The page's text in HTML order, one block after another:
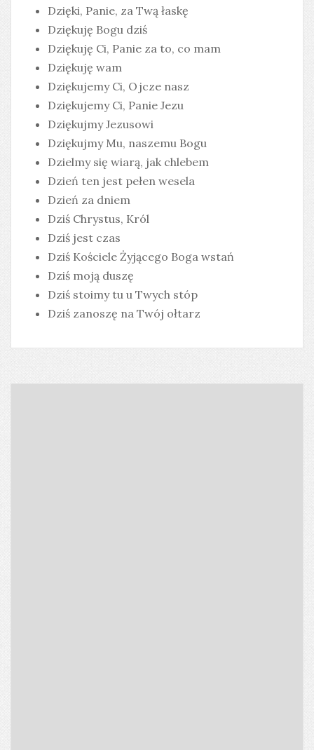
Dzięki, Panie, za Twą łaskę
Dziękuję Bogu dziś
Dziękuję Ci, Panie za to, co mam
Dziękuję wam
Dziękujemy Ci, Ojcze nasz
Dziękujemy Ci, Panie Jezu
Dziękujmy Jezusowi
Dziękujmy Mu, naszemu Bogu
Dzielmy się wiarą, jak chlebem
Dzień ten jest pełen wesela
Dzień za dniem
Dziś Chrystus, Król
Dziś jest czas
Dziś Kościele Żyjącego Boga wstań
Dziś moją duszę
Dziś stoimy tu u Twych stóp
Dziś zanoszę na Twój ołtarz